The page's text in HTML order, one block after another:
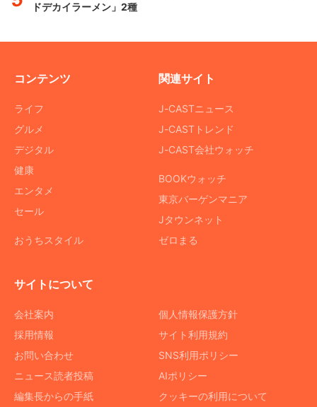
ドデカイラーメン」2種
コンテンツ
ライフ
グルメ
デジタル
健康
エンタメ
セール
おうちスタイル
関連サイト
J-CASTニュース
J-CASTトレンド
J-CAST会社ウォッチ
BOOKウォッチ
東京バーゲンマニア
Jタウンネット
ゼロまる
サイトについて
会社案内
採用情報
お問い合わせ
ニュース読者投稿
編集長からの手紙
個人情報保護方針
サイト利用規約
SNS利用ポリシー
AIポリシー
クッキーの利用について